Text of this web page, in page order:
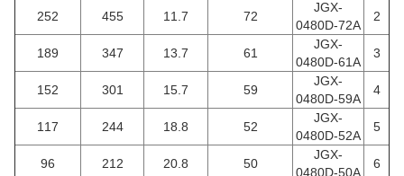
2
JGX-
0480D-72A
72
11.7
455
252
3
JGX-
0480D-61A
61
13.7
347
189
4
JGX-
0480D-59A
59
15.7
301
152
5
JGX-
0480D-52A
52
18.8
244
117
6
JGX-
0480D-50A
50
20.8
212
96